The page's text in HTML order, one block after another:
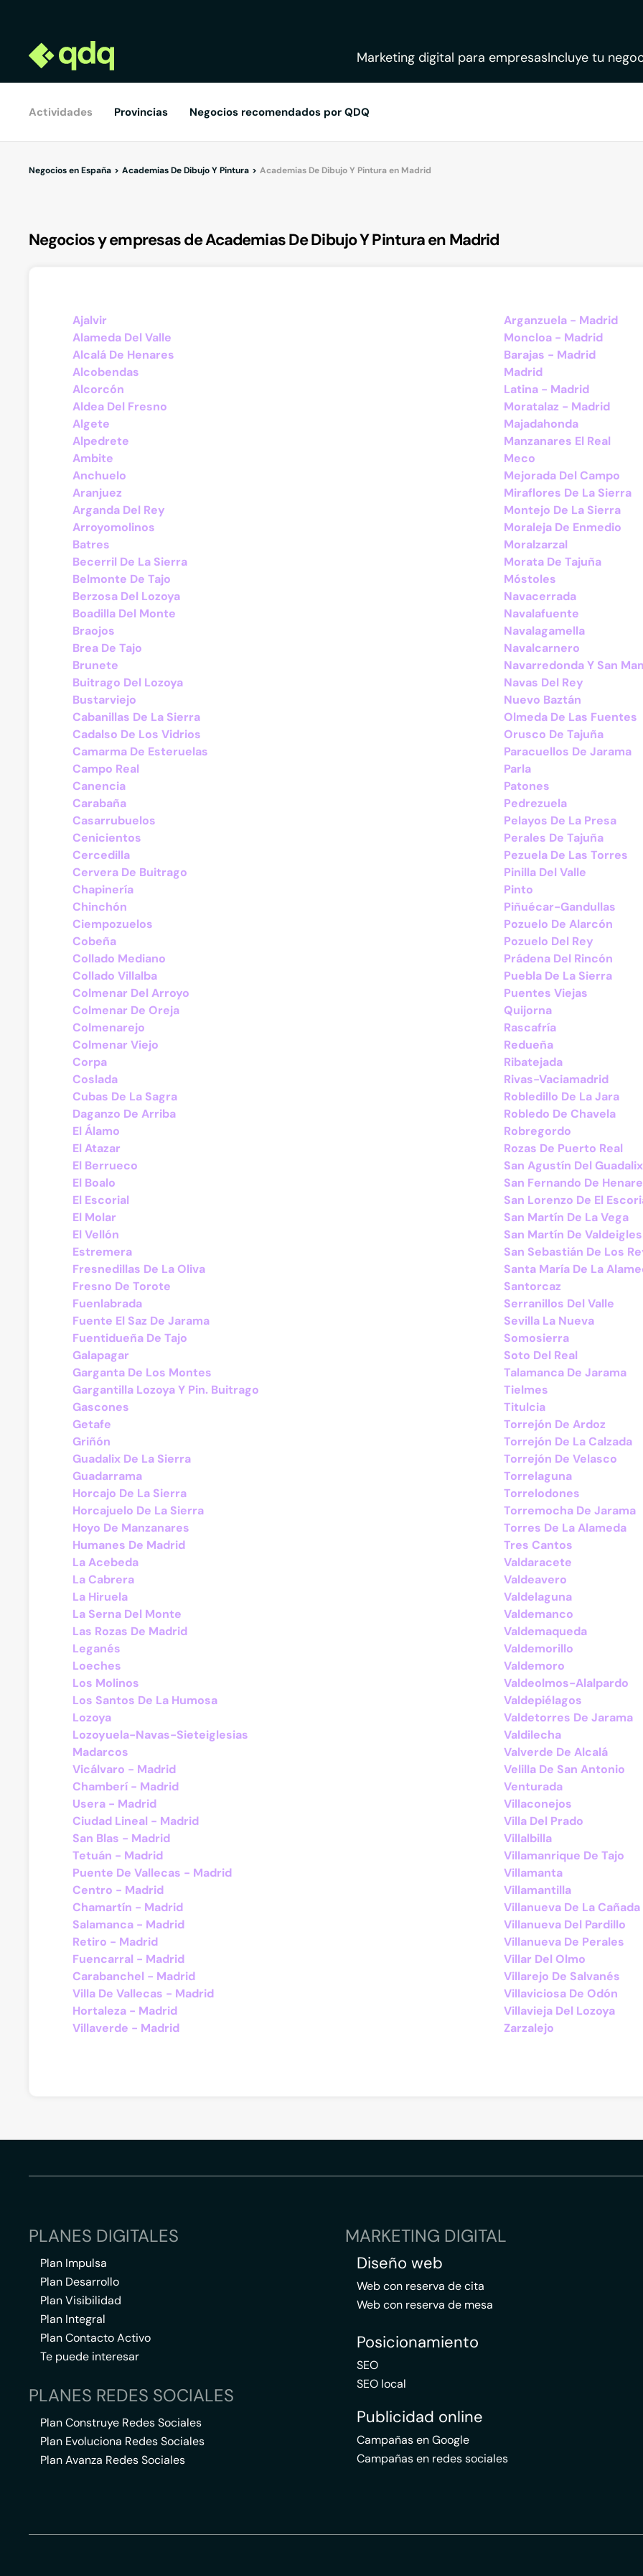
Marketing digital para empresasIncluye tu
Actividades Provincias Negocios recomendados por QDQ
Negocios en España Academias De Dibujo Y Pintura Academias De Dibujo Y Pintura en Madrid
Negocios y empresas de Academias De Dibujo Y Pintura en Madrid
Ajalvir
Alameda Del Valle
Alcalá De Henares
Alcobendas
Alcorcón
Aldea Del Fresno
Algete
Alpedrete
Ambite
Anchuelo
Aranjuez
Arganda Del Rey
Arroyomolinos
Batres
Becerril De La Sierra
Belmonte De Tajo
Berzosa Del Lozoya
Boadilla Del Monte
Braojos
Brea De Tajo
Brunete
Buitrago Del Lozoya
Bustarviejo
Cabanillas De La Sierra
Cadalso De Los Vidrios
Camarma De Esteruelas
Campo Real
Canencia
Carabaña
Casarrubuelos
Cenicientos
Cercedilla
Cervera De Buitrago
Chapinería
Chinchón
Ciempozuelos
Cobeña
Collado Mediano
Collado Villalba
Colmenar Del Arroyo
Colmenar De Oreja
Colmenarejo
Colmenar Viejo
Corpa
Coslada
Cubas De La Sagra
Daganzo De Arriba
El Álamo
El Atazar
El Berrueco
El Boalo
El Escorial
El Molar
El Vellón
Estremera
Fresnedillas De La Oliva
Fresno De Torote
Fuenlabrada
Fuente El Saz De Jarama
Fuentidueña De Tajo
Galapagar
Garganta De Los Montes
Gargantilla Lozoya Y Pin. Buitrago
Gascones
Getafe
Griñón
Guadalix De La Sierra
Guadarrama
Horcajo De La Sierra
Horcajuelo De La Sierra
Hoyo De Manzanares
Humanes De Madrid
La Acebeda
La Cabrera
La Hiruela
La Serna Del Monte
Las Rozas De Madrid
Leganés
Loeches
Los Molinos
Los Santos De La Humosa
Lozoya
Lozoyuela-Navas-Sieteiglesias
Madarcos
Vicálvaro - Madrid
Chamberí - Madrid
Usera - Madrid
Ciudad Lineal - Madrid
San Blas - Madrid
Tetuán - Madrid
Puente De Vallecas - Madrid
Centro - Madrid
Chamartín - Madrid
Salamanca - Madrid
Retiro - Madrid
Fuencarral - Madrid
Carabanchel - Madrid
Villa De Vallecas - Madrid
Hortaleza - Madrid
Villaverde - Madrid
Arganzuela - Madrid
Moncloa - Madrid
Barajas - Madrid
Madrid
Latina - Madrid
Moratalaz - Madrid
Majadahonda
Manzanares El Real
Meco
Mejorada Del Campo
Miraflores De La Sierra
Montejo De La Sierra
Moraleja De Enmedio
Moralzarzal
Morata De Tajuña
Móstoles
Navacerrada
Navalafuente
Navalagamella
Navalcarnero
Navarredonda Y San
Navas Del Rey
Nuevo Baztán
Olmeda De Las Fuentes
Orusco De Tajuña
Paracuellos De Jarama
Parla
Patones
Pedrezuela
Pelayos De La Presa
Perales De Tajuña
Pezuela De Las Torres
Pinilla Del Valle
Pinto
Piñuécar-Gandullas
Pozuelo De Alarcón
Pozuelo Del Rey
Prádena Del Rincón
Puebla De La Sierra
Puentes Viejas
Quijorna
Rascafría
Redueña
Ribatejada
Rivas-Vaciamadrid
Robledillo De La Jara
Robledo De Chavela
Robregordo
Rozas De Puerto Real
San Agustín Del Guadalix
San Fernando De
San Lorenzo De El
San Martín De La Vega
San Martín De
San Sebastián De Los
Santa María De La
Santorcaz
Serranillos Del Valle
Sevilla La Nueva
Somosierra
Soto Del Real
Talamanca De Jarama
Tielmes
Titulcia
Torrejón De Ardoz
Torrejón De La Calzada
Torrejón De Velasco
Torrelaguna
Torrelodones
Torremocha De Jarama
Torres De La Alameda
Tres Cantos
Valdaracete
Valdeavero
Valdelaguna
Valdemanco
Valdemaqueda
Valdemorillo
Valdemoro
Valdeolmos-Alalpardo
Valdepiélagos
Valdetorres De Jarama
Valdilecha
Valverde De Alcalá
Velilla De San Antonio
Venturada
Villaconejos
Villa Del Prado
Villalbilla
Villamanrique De Tajo
Villamanta
Villamantilla
Villanueva De La Cañada
Villanueva Del Pardillo
Villanueva De Perales
Villar Del Olmo
Villarejo De Salvanés
Villaviciosa De Odón
Villavieja Del Lozoya
Zarzalejo
PLANES DIGITALES
Plan Impulsa
Plan Desarrollo
Plan Visibilidad
Plan Integral
Plan Contacto Activo
Te puede interesar
PLANES REDES SOCIALES
Plan Construye Redes Sociales
Plan Evoluciona Redes Sociales
Plan Avanza Redes Sociales
MARKETING DIGITAL
Diseño web
Web con reserva de cita
Web con reserva de mesa
Posicionamiento
SEO
SEO local
Publicidad online
Campañas en Google
Campañas en redes sociales